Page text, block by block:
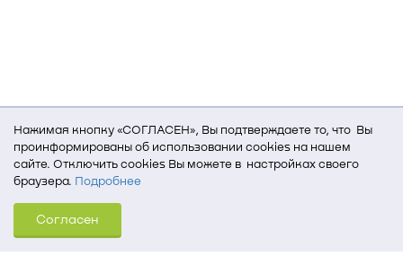
Нажимая кнопку «СОГЛАСЕН», Вы подтверждаете то, что Вы
проинформированы об использовании cookies на нашем
сайте. Отключить cookies Вы можете в настройках своего
браузера. Подробнее
Для того, чтобы мы могли качественно предоставить Вам
услуги, мы используем cookies, которые сохраняются
на Вашем компьютере (Сведения о местоположении; ip-адрес;
Согласен